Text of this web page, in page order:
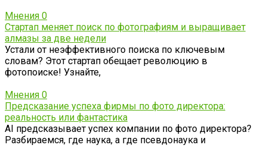
Мнения 0
Стартап меняет поиск по фотографиям и выращивает
алмазы за две недели
Устали от неэффективного поиска по ключевым
словам? Этот стартап обещает революцию в
фотопоиске! Узнайте,
Мнения 0
Предсказание успеха фирмы по фото директора:
реальность или фантастика
AI предсказывает успех компании по фото директора?
Разбираемся, где наука, а где псевдонаука и